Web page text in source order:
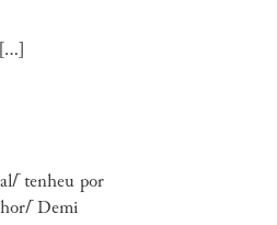
⌈ tenheu por
⌈ Demi